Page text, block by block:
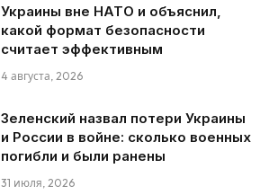
Украины вне НАТО и объяснил,
какой формат безопасности
считает эффективным
4 августа, 2026
Зеленский назвал потери Украины
и России в войне: сколько военных
погибли и были ранены
31 июля, 2026